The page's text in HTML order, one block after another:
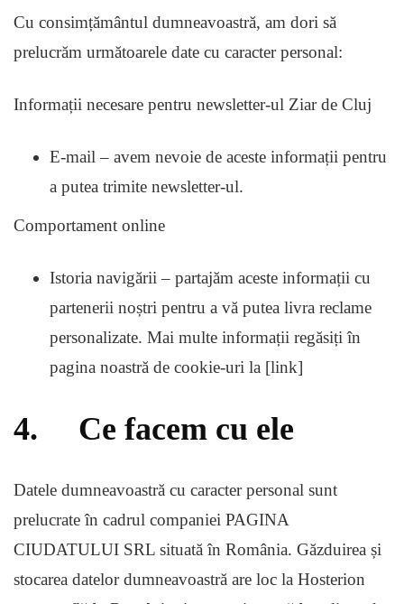
Cu consimțământul dumneavoastră, am dori să
prelucrăm următoarele date cu caracter personal:
Informații necesare pentru newsletter-ul Ziar de Cluj
E-mail – avem nevoie de aceste informații pentru
a putea trimite newsletter-ul.
Comportament online
Istoria navigării – partajăm aceste informații cu
partenerii noștri pentru a vă putea livra reclame
personalizate. Mai multe informații regăsiți în
pagina noastră de cookie-uri la [link]
4. Ce facem cu ele
Datele dumneavoastră cu caracter personal sunt
prelucrate în cadrul companiei PAGINA
CIUDATULUI SRL situată în România. Găzduirea și
stocarea datelor dumneavoastră are loc la Hosterion